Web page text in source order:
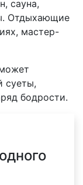
сауна,
Отдыхающие
мастер-
суеты,
бодрости.